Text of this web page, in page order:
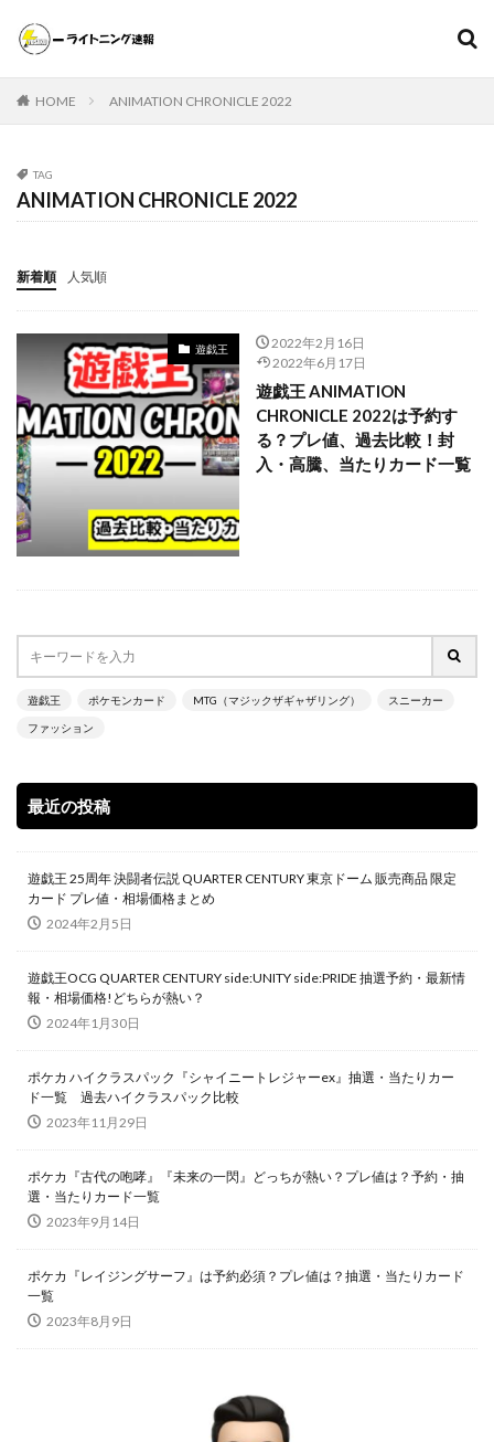
HOME ANIMATION CHRONICLE 2022
TAG
ANIMATION CHRONICLE 2022
新着順 人気順
遊戯王
2022年2月16日
2022年6月17日
遊戯王 ANIMATION
CHRONICLE 2022は予約す
る？プレ値、過去比較！封
入・高騰、当たりカード一覧
遊戯王 ポケモンカード MTG（マジックザギャザリング） スニーカー
ファッション
最近の投稿
遊戯王 25周年 決闘者伝説 QUARTER CENTURY 東京ドーム 販売商品 限定
カード プレ値・相場価格まとめ
2024年2月5日
遊戯王OCG QUARTER CENTURY side:UNITY side:PRIDE 抽選予約・最新情
報・相場価格!どちらが熱い？
2024年1月30日
ポケカ ハイクラスパック『シャイニートレジャーex』抽選・当たりカー
ド一覧 過去ハイクラスパック比較
2023年11月29日
ポケカ『古代の咆哮』『未来の一閃』どっちが熱い？プレ値は？予約・抽
選・当たりカード一覧
2023年9月14日
ポケカ『レイジングサーフ』は予約必須？プレ値は？抽選・当たりカード
一覧
2023年8月9日
スニーカー ファッション
000個
20thシク
20thシークレット 20周年記念
25th ANNIVERSARY COLLECTION
25th ANNIVERSARY COLLECTION スペシャルセット
25th ANNIVERSARY ULTIMATE KAIBA SET
25thシク
700本限定
A Ripple in Time（時の波紋）
ANIMATION CHRONICLE 2021
ANIMATION CHRONICLE 2022
ART WORKS MONSTERS
BURST OF DESTINY
DIMENSION FORCE
DUELIST NEXUS
DUNK
DVD
Ghosts From the Past
Ghosts From The Past:The 2nd Haunting
GXウルトラシャイニー
HYPEBEAST
jeweled lotus
KAIBA CORPORATION STORE
kantostarter
Legendary Collection 25th Anniversary Edition
LEGENDARY MONSTERS PACK
magi
Marnie Premium Tournament Collection
MTG
NIKE
No. COMPLETE FILE -PIECE OF MEMORIES
NY限定
Obelisk the Tormentor
PERROTIN
PHARAONIC LEGEND PACK
PHOTON HYPERNOVA
pokemon
POWER OF THE ELEMENTS
PRECIOUS COLLECTOR BOX
PREMIUM PACK 2023
PRISMATIC ART COLLECTION
QUARTER CENTURY デュエルセット ラーの翼神竜
SECRET SHINY BOX